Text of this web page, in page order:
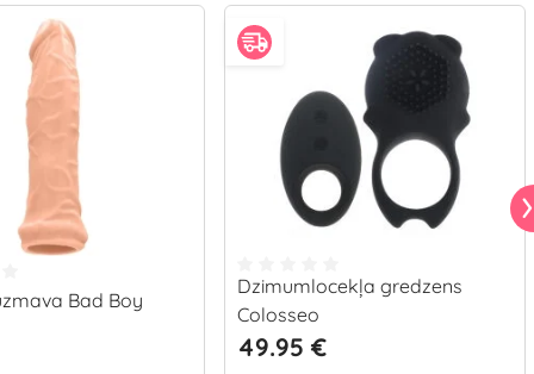
Bad Boy
Dzimumlocekļa gredzens
Colosseo
49.95 €